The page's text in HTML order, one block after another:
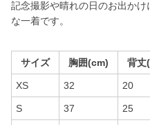
記念撮影や晴れの日のお出か
な一着です。
サイズ 胸囲(cm) 背丈
XS 32 20
S 37 25